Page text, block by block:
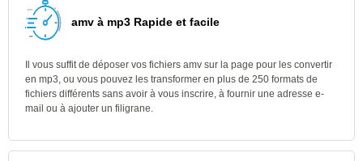
amv à mp3 Rapide et facile
Il vous suffit de déposer vos fichiers amv sur la page pour les convertir
en mp3, ou vous pouvez les transformer en plus de 250 formats de
fichiers différents sans avoir à vous inscrire, à fournir une adresse e-
mail ou à ajouter un filigrane.